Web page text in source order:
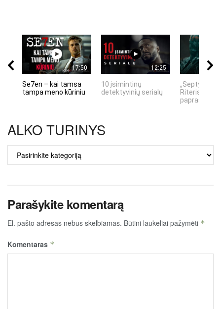
17:50
Se7en – kai tamsa
tampa meno kūriniu
12:25
10 įsimintinų
detektyvinių serialų
„Septynių
Riteris" – kai
ALKO TURINYS
ALKO
TURINYS
Parašykite komentarą
El. pašto adresas nebus skelbiamas. Būtini laukeliai pažymėti *
Komentaras *